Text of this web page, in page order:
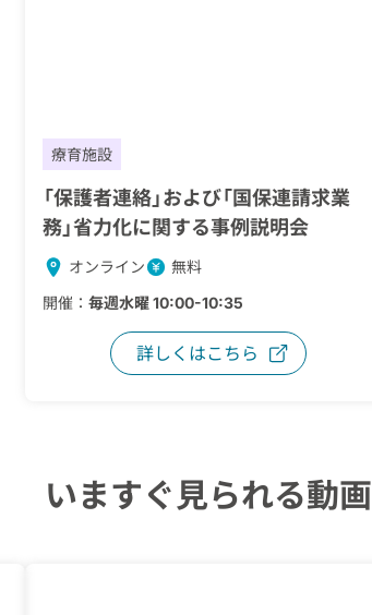
療育施設
「保護者連絡」および「国保連請求業
務」省力化に関する事例説明会
オンライン
無料
開催： 毎週水曜 10:00-10:35
詳しくはこちら
いますぐ見られる動画